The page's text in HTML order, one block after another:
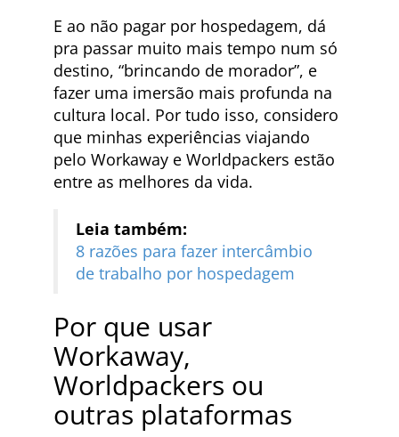
E ao não pagar por hospedagem, dá
pra passar muito mais tempo num só
destino, “brincando de morador”, e
fazer uma imersão mais profunda na
cultura local. Por tudo isso, considero
que minhas experiências viajando
pelo Workaway e Worldpackers estão
entre as melhores da vida.
Leia também:
8 razões para fazer intercâmbio
de trabalho por hospedagem
Por que usar
Workaway,
Worldpackers ou
outras plataformas